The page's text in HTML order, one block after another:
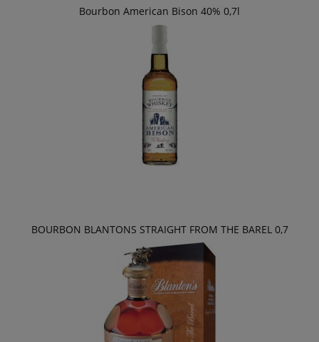
Bourbon American Bison 40% 0,7l
BOURBON BLANTONS STRAIGHT FROM THE BAREL 0,7